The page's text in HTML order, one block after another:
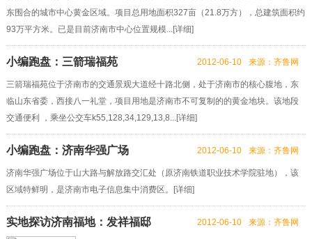
东围合的城市中心黄金区域。项目总用地面积327亩（21.8万方），总建筑面积约
93万平方米。已是目前济南市中心位置规模...[详细]
小编跑盘：三箭瑞福苑 来源：齐鲁网
2012-06-10
三箭瑞福苑位于济南市的交通景观大道经十路北侧，处于济南市的核心腹地，东
临山东省委，西接八一礼堂，项目用地是济南市不可复制的的黄金地块。该地段
交通便利 ，乘坐公交车k55,128,34,129,13,8...[详细]
小编跑盘：济南华强广场 来源：齐鲁网
2012-06-10
济南华强广场位于山大路与解放路交汇处（原济南铁道职业技术学院驻地），该
区域特鲜明，是济南市电子信息集中消费区。[详细]
实地探访济南福地：发祥福邸 来源：齐鲁网
2012-06-10